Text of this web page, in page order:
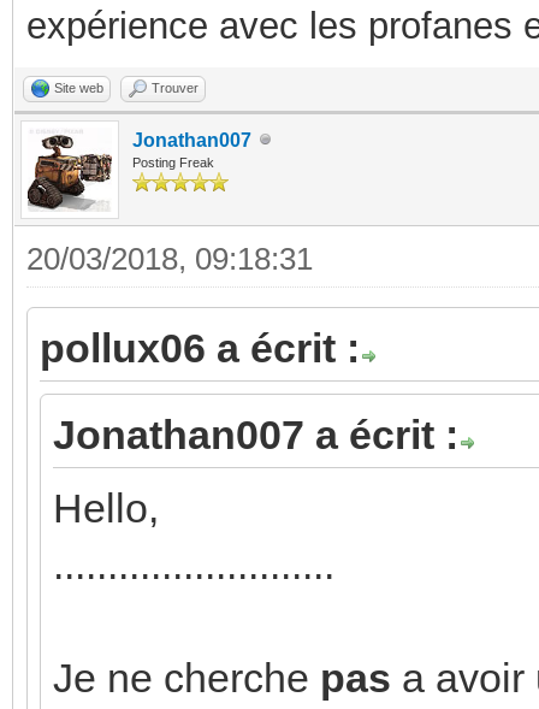
expérience avec les profanes
Site web Trouver
Jonathan007
Posting Freak
20/03/2018, 09:18:31
pollux06 a écrit :
Jonathan007 a écrit :
Hello,
..........................
Je ne cherche pas a avoir